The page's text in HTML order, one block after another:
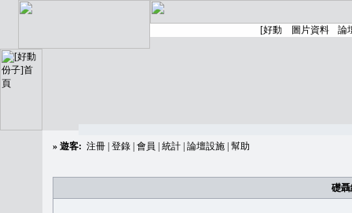
» 遊客: 注冊 登錄 會員 統計 論壇設施 幫助
礎